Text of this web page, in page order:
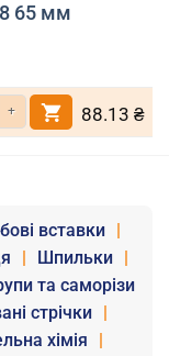
65 мм
Біта покрівельна HH8 65 мм
88.13 ₴
вставки
|
| Шпильки |
та саморізи
стрічки
|
хімія
|